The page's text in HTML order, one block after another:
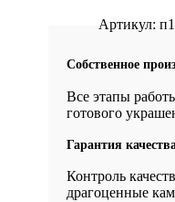
Артикул:
Собственное
Все этапы
готового
Гарантия
Контроль
драгоценные